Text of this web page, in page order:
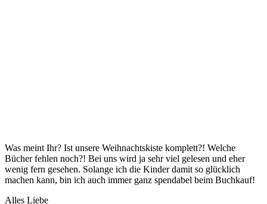
Was meint Ihr? Ist unsere Weihnachtskiste komplett?! Welche
Bücher fehlen noch?! Bei uns wird ja sehr viel gelesen und eher
wenig fern gesehen. Solange ich die Kinder damit so glücklich
machen kann, bin ich auch immer ganz spendabel beim Buchkauf!
Alles Liebe